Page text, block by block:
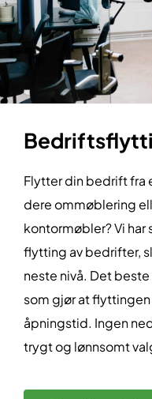
Flytter din bedrift fra
dere ommøblering
kontormøbler? Vi har
flytting av bedrifter,
neste nivå. Det
som gjør at
åpningstid. Ingen
trygt og lønnsomt